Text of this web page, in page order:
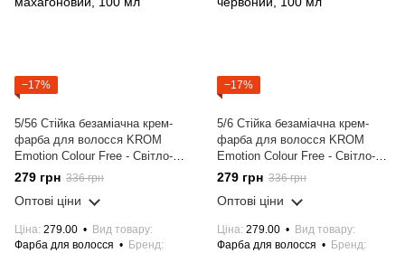
−17%
5/56 Стійка безаміачна крем-
фарба для волосся KROM
Emotion Colour Free - Світло-
коричневий червоно-
махагоновий, 100 мл
279 грн 336 грн
Оптові ціни
Ціна 279.00
Вид товару
Фарба для волосся
Бренд
−17%
5/6 Стійка безаміачна крем-
фарба для волосся KROM
Emotion Colour Free - Світло-
коричневий червоний, 100 мл
279 грн 336 грн
Оптові ціни
Ціна 279.00
Вид товару
Фарба для волосся
Бренд